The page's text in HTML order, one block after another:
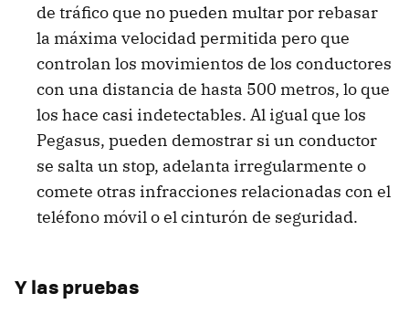
de tráfico que no pueden multar por rebasar
la máxima velocidad permitida pero que
controlan los movimientos de los conductores
con una distancia de hasta 500 metros, lo que
los hace casi indetectables. Al igual que los
Pegasus, pueden demostrar si un conductor
se salta un stop, adelanta irregularmente o
comete otras infracciones relacionadas con el
teléfono móvil o el cinturón de seguridad.
Y las pruebas